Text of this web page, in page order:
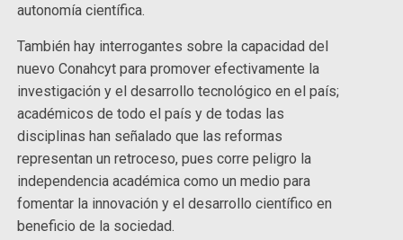
autonomía científica.
También hay interrogantes sobre la capacidad del
nuevo Conahcyt para promover efectivamente la
investigación y el desarrollo tecnológico en el país;
académicos de todo el país y de todas las
disciplinas han señalado que las reformas
representan un retroceso, pues corre peligro la
independencia académica como un medio para
fomentar la innovación y el desarrollo científico en
beneficio de la sociedad.